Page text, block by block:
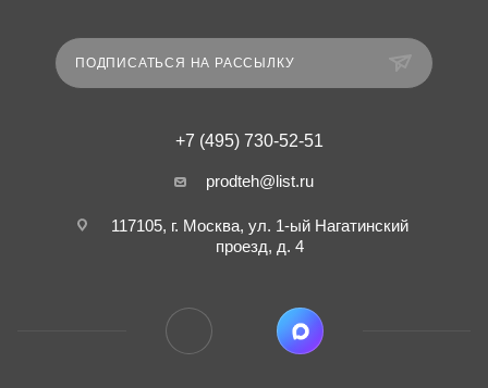
ПОДПИСАТЬСЯ НА РАССЫЛКУ
+7 (495) 730-52-51
prodteh@list.ru
117105, г. Москва, ул. 1-ый Нагатинский
проезд, д. 4